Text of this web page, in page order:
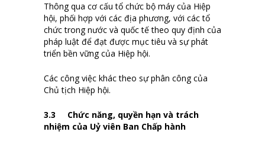
Thông qua cơ cấu tổ chức bộ máy của Hiệp
hội, phối hợp với các địa phương, với các tổ
chức trong nước và quốc tế theo quy định của
pháp luật để đạt được mục tiêu và sự phát
triển bền vững của Hiệp hội.
Các công việc khác theo sự phân công của
Chủ tịch Hiệp hội.
3.3 Chức năng, quyền hạn và trách
nhiệm của Uỷ viên Ban Chấp hành